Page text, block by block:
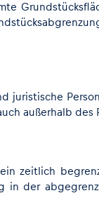
juristische
außerhalb
zeitlich
in der